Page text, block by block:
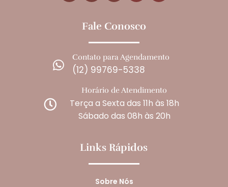
Fale Conosco

Contato para Agendamento
(12) 99769-5338

Horário de Atendimento
Terça a Sexta das 11h às 18h
Sábado das 08h às 20h
Links Rápidos
Sobre Nós